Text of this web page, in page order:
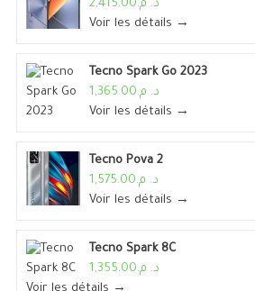
د. م.2,415.00
Voir les détails →
Tecno Spark Go 2023
د. م.1,365.00
Voir les détails →
Tecno Pova 2
د. م.1,575.00
Voir les détails →
Tecno Spark 8C
د. م.1,355.00